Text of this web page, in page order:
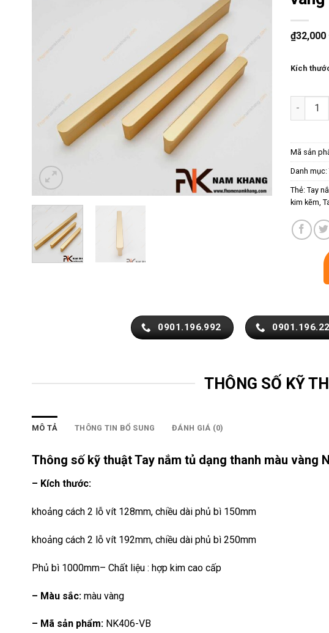
₫32,000
Kích
Tay
Mã sản
Danh mục:
Thẻ:Tay
kim kẽm,
0901.196.992
THÔNG SỐ KỸ
MÔ TẢ THÔNG TIN BỔ SUNG ĐÁNH GIÁ (0)
Thông số kỹ thuật Tay nắm tủ dạng thanh màu vàng
– Kích thước:
khoảng cách 2 lỗ vít 128mm, chiều dài phủ bì 150mm
khoảng cách 2 lỗ vít 192mm, chiều dài phủ bì 250mm
Phủ bì 1000mm– Chất liệu : hợp kim cao cấp
– Màu sắc: màu vàng
– Mã sản phẩm: NK406-VB